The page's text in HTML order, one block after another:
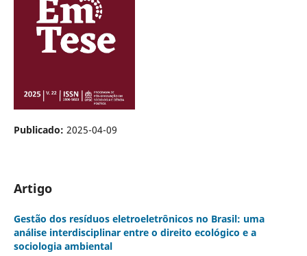
Publicado: 2025-04-09
Artigo
Gestão dos resíduos eletroeletrônicos no Brasil: uma
análise interdisciplinar entre o direito ecológico e a
sociologia ambiental